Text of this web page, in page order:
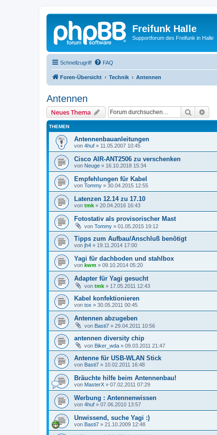
Freifunk Halle
Supportforum des Freifunk in Halle
Schnellzugriff FAQ
Foren-Übersicht Technik Antennen
Antennen
Neues Thema Suche
THEMEN
Antennenbauanleitungen
von 4huf » 11.05.2007 10:45
Cisco AIR-ANT2506 zu verschenken
von Neuge » 16.10.2018 15:34
Empfehlungen für Kabel
von Tommy » 30.04.2015 12:55
Latenzen 12.14 zu 17.10
von tmk » 20.04.2016 16:43
Fotostativ als provisorischer Mast
von Tommy » 01.05.2015 19:12
Tipps zum Aufbau/Anschluß benötigt
von jh4 » 19.11.2014 17:00
Yagi für dachboden und stahlbox
von kwm » 09.10.2014 05:20
Adapter für Yagi gesucht
von tmk » 17.05.2011 12:43
Kabel konfektionieren
von tox » 30.05.2011 00:45
Antennen abzugeben
von Basti7 » 29.04.2011 10:56
antennen diversity chip
von Biker_wda » 09.03.2011 21:47
Antenne für USB-WLAN Stick
von Basti7 » 10.02.2011 16:48
Bräuchte hilfe beim Antennenbau!
von MasterX » 07.02.2011 07:29
Werbung : Antennenwissen
von 4huf » 07.06.2010 13:57
Unwissend, suche Yagi :)
von Basti7 » 21.10.2009 12:48